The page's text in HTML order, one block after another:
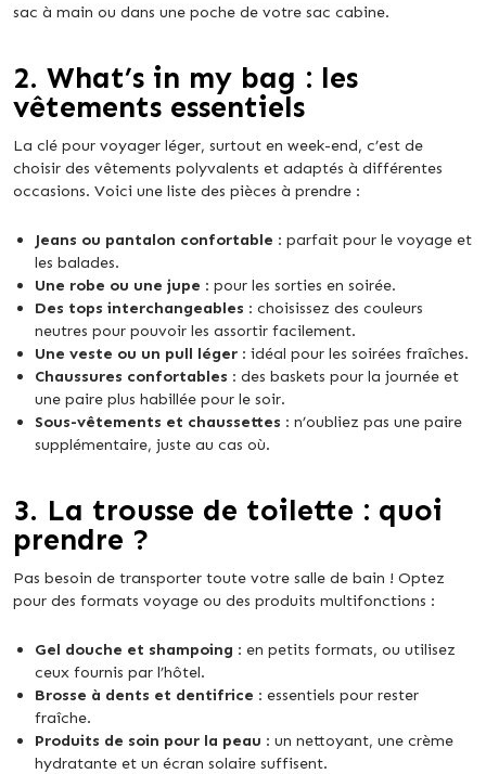
sac à main ou dans une poche de votre sac cabine.
2. What’s in my bag : les
vêtements essentiels
La clé pour voyager léger, surtout en week-end, c’est de
choisir des vêtements polyvalents et adaptés à différentes
occasions. Voici une liste des pièces à prendre :
Jeans ou pantalon confortable : parfait pour le voyage et
les balades.
Une robe ou une jupe : pour les sorties en soirée.
Des tops interchangeables : choisissez des couleurs
neutres pour pouvoir les assortir facilement.
Une veste ou un pull léger : idéal pour les soirées fraîches.
Chaussures confortables : des baskets pour la journée et
une paire plus habillée pour le soir.
Sous-vêtements et chaussettes : n’oubliez pas une paire
supplémentaire, juste au cas où.
3. La trousse de toilette : quoi
prendre ?
Pas besoin de transporter toute votre salle de bain ! Optez
pour des formats voyage ou des produits multifonctions :
Gel douche et shampoing : en petits formats, ou utilisez
ceux fournis par l’hôtel.
Brosse à dents et dentifrice : essentiels pour rester
fraîche.
Produits de soin pour la peau : un nettoyant, une crème
hydratante et un écran solaire suffisent.